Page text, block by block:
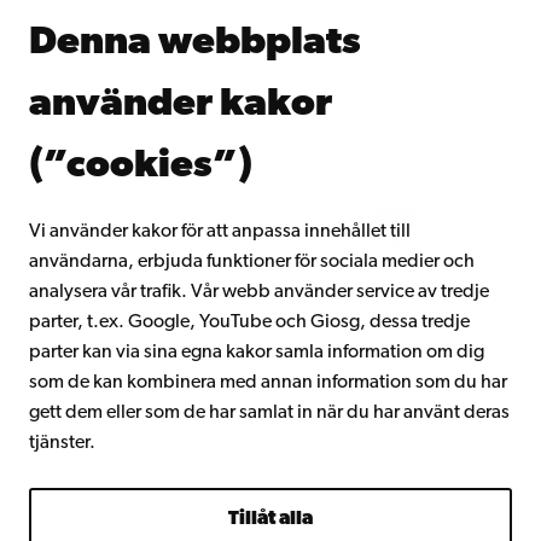
Denna webbplats
använder kakor
(”cookies”)
Vi använder kakor för att anpassa innehållet till
användarna, erbjuda funktioner för sociala medier och
analysera vår trafik. Vår webb använder service av tredje
parter, t.ex. Google, YouTube och Giosg, dessa tredje
parter kan via sina egna kakor samla information om dig
som de kan kombinera med annan information som du har
gett dem eller som de har samlat in när du har använt deras
tjänster.
Tillåt alla
Kontinuerligt lärande
Gå med i Åbo Akademis alumnnätverk
Intranätet
Facebook InstagramYouTube LinkedIn Blog Snapchat